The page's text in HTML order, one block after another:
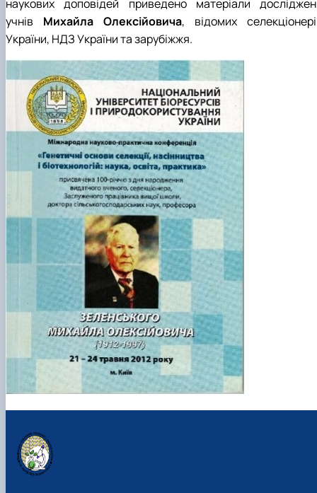
ідентифікації сортів рослин"
І міжнародна конференція присвячена 90-
річчю від дня народження вченого М.О. Зе…
наукових доповідей приведено матеріали
учнів Михайла Олексійовича, відомих
України, НДЗ України та зарубіжжя.